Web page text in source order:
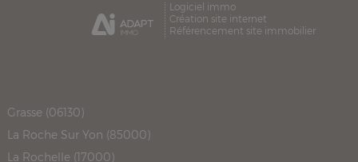
Logiciel immo
Création site internet
Référencement site immobilier
Grasse (06130)
La Roche Sur Yon (85000)
La Rochelle (17000)